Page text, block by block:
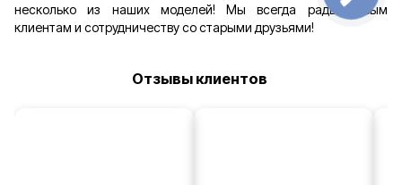
несколько из наших моделей! Мы всегда рады новым
клиентам и сотрудничеству со старыми друзьями!
Отзывы клиентов